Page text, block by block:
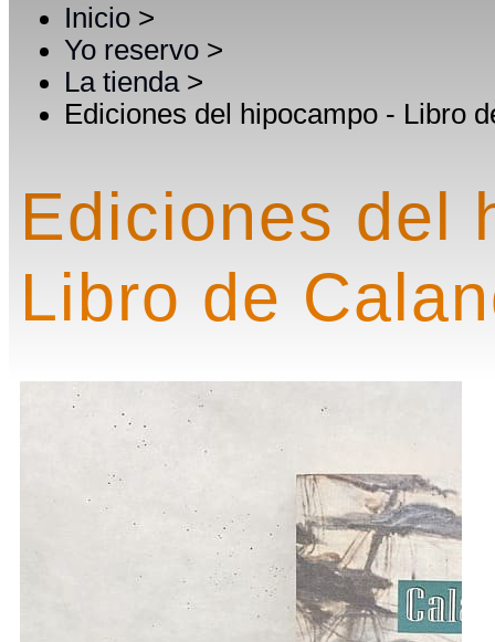
Inicio >
Yo reservo >
La tienda >
Ediciones del hipocampo - Libro
Ediciones del
Libro de